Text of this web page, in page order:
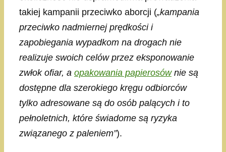
takiej kampanii przeciwko aborcji („kampania
przeciwko nadmiernej prędkości i
zapobiegania wypadkom na drogach nie
realizuje swoich celów przez eksponowanie
zwłok ofiar, a opakowania papierosównie są
dostępne dla szerokiego kręgu odbiorców
tylko adresowane są do osób palących i to
pełnoletnich, które świadome są ryzyka
związanego z paleniem”).